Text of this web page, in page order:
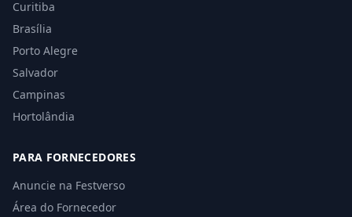
Curitiba
Brasília
Porto Alegre
Salvador
Campinas
Hortolândia
PARA FORNECEDORES
Anuncie na Festverso
Área do Fornecedor